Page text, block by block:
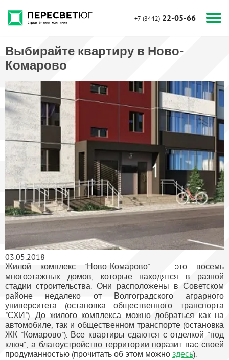
+7 (8442) 22-05-66
Выбирайте квартиру в Ново-
Комарово
03.05.2018
Жилой комплекс "Ново-Комарово" — это восемь
многоэтажных домов, которые находятся в разной
стадии строительства. Они расположены в Советском
районе недалеко от Волгоградского аграрного
университета (остановка общественного транспорта
"СХИ"). До жилого комплекса можно добраться как на
автомобиле, так и общественном транспорте (остановка
ЖК "Комарово"). Все квартиры сдаются с отделкой "под
ключ", а благоустройство территории поразит вас своей
продуманностью (прочитать об этом можно здесь).